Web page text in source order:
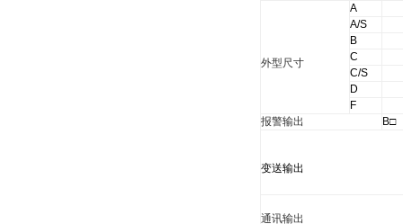
外型尺寸
A
A/S
B
C
C/S
D
F
报警输出
B□
变送输出
通讯输出